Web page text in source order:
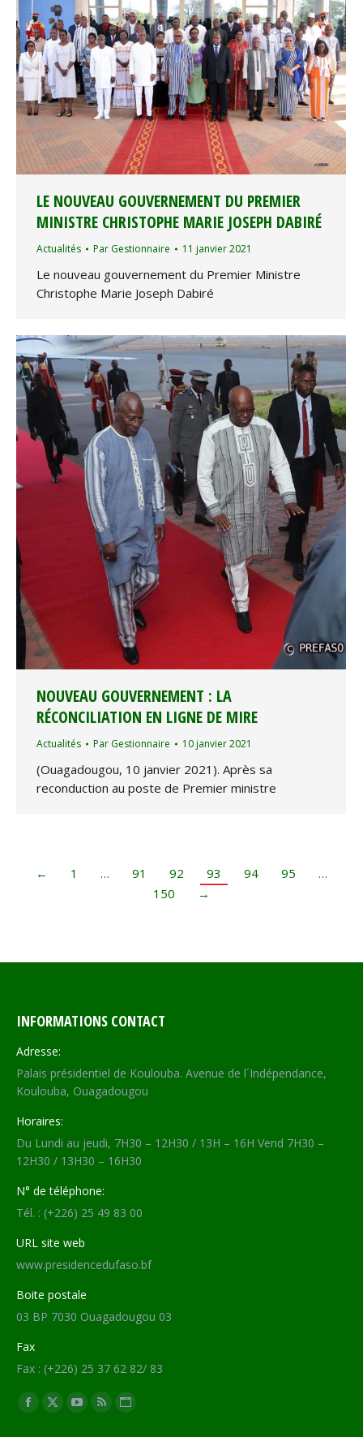
LE NOUVEAU GOUVERNEMENT DU PREMIER
MINISTRE CHRISTOPHE MARIE JOSEPH DABIRÉ
Actualités Par Gestionnaire 11 janvier 2021
Le nouveau gouvernement du Premier Ministre
Christophe Marie Joseph Dabiré
NOUVEAU GOUVERNEMENT : LA
RÉCONCILIATION EN LIGNE DE MIRE
Actualités Par Gestionnaire 10 janvier 2021
(Ouagadougou, 10 janvier 2021). Après sa
reconduction au poste de Premier ministre
← 1 … 91 92 93 94 95
…
150
→
INFORMATIONS CONTACT
Adresse:
Palais présidentiel de Koulouba. Avenue de l´Indépendance,
Koulouba, Ouagadougou
Horaires:
Du Lundi au jeudi, 7H30 – 12H30 / 13H – 16H Vend 7H30 –
12H30 / 13H30 – 16H30
N° de téléphone:
Tél. : (+226) 25 49 83 00
URL site web
www.presidencedufaso.bf
Boite postale
03 BP 7030 Ouagadougou 03
Fax
Fax : (+226) 25 37 62 82/ 83
Trouvez nous sur :
Facebook
X
YouTube
RSS Site